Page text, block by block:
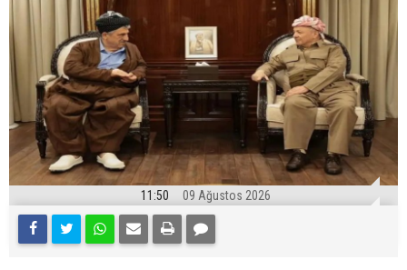
11:50 09 Ağustos 2026